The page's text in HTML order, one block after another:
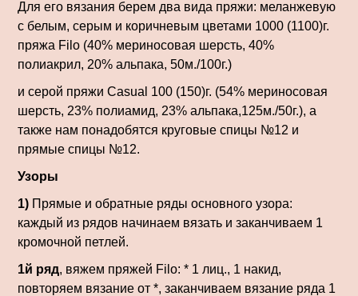
Для его вязания берем два вида пряжи: меланжевую
с белым, серым и коричневым цветами 1000 (1100)г.
пряжа Filo (40% мериносовая шерсть, 40%
полиакрил, 20% альпака, 50м./100г.)
и серой пряжи Casual 100 (150)г. (54% мериносовая
шерсть, 23% полиамид, 23% альпака,125м./50г.), а
также нам понадобятся круговые спицы №12 и
прямые спицы №12.
Узоры
1) Прямые и обратные ряды основного узора:
каждый из рядов начинаем вязать и заканчиваем 1
кромочной петлей.
1й ряд, вяжем пряжей Filo: * 1 лиц., 1 накид,
повторяем вязание от *, заканчиваем вязание ряда 1